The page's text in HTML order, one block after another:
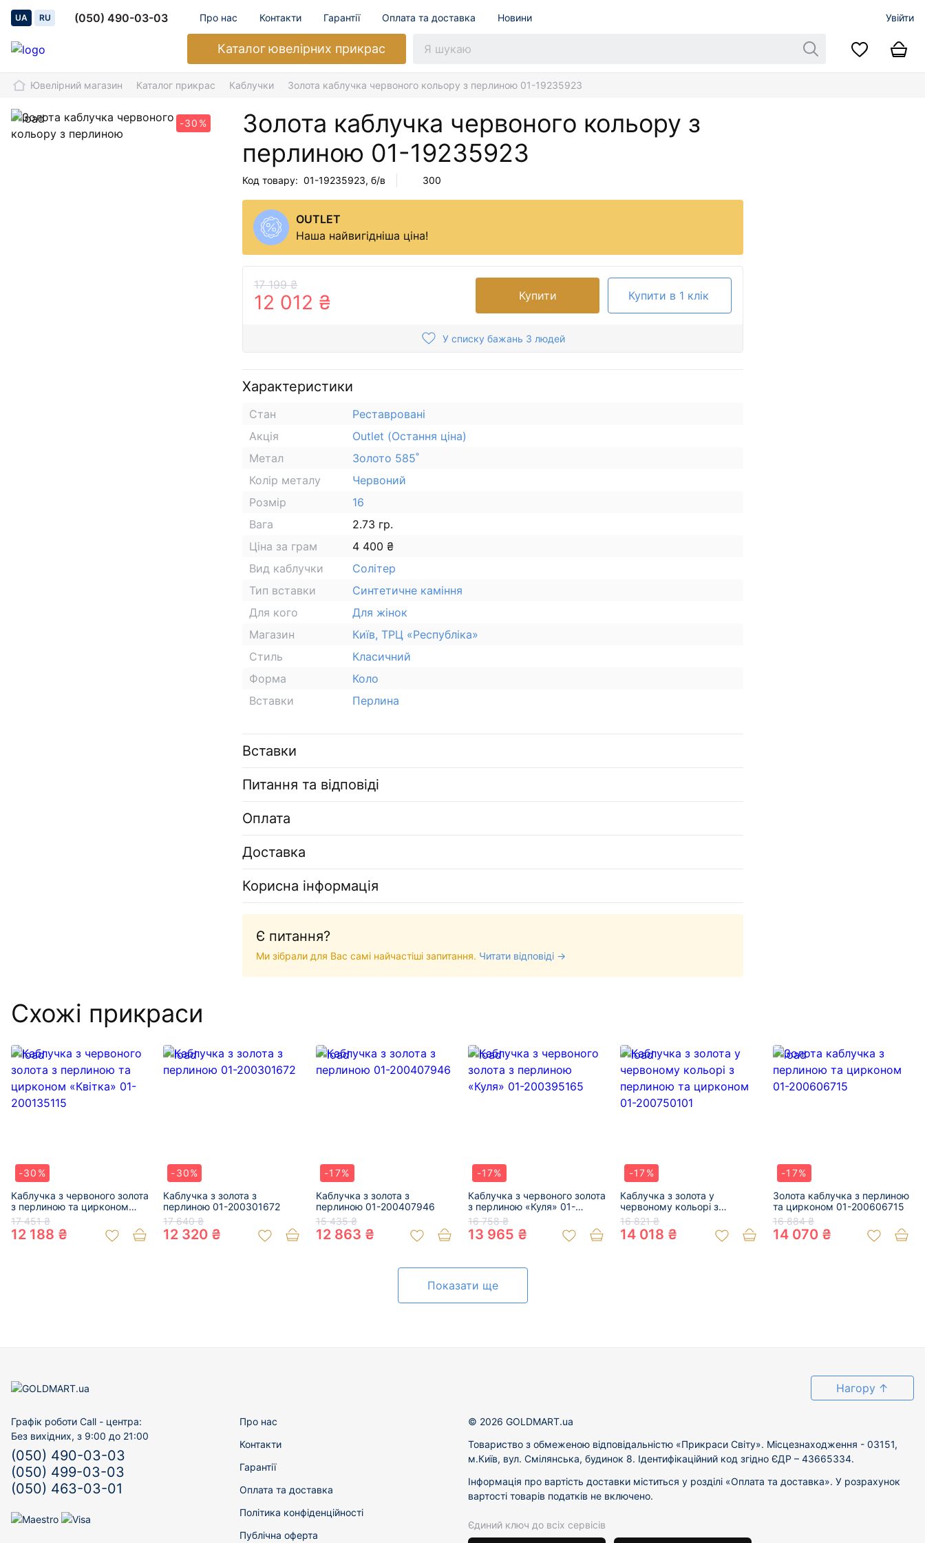
UA RU (050) 490-03-03 Про нас Контакти Гарантії Оплата та доставка Новини Увійти
Каталогювелірних прикрас
Ювелірний магазин Каталог прикрас Каблучки Золота каблучка червоного кольору з перлиною 01-19235923
-30%
Золота каблучка червоного кольору з
перлиною 01-19235923
Код товару: 01-19235923, б/в 300
OUTLET
Наша найвигідніша ціна!
17 199 ₴
12 012 ₴ Купити Купити в 1 клік
У списку бажань 3 людей
Характеристики
Стан
Реставровані
Акція
Outlet (Остання ціна)
Метал
Золото 585˚
Колір металу
Червоний
Розмір
16
Вага
2.73 гр.
Ціна за грам
4 400 ₴
Вид каблучки
Солітер
Тип вставки
Синтетичне каміння
Для кого
Для жінок
Магазин
Київ, ТРЦ «Республіка»
Стиль
Класичний
Форма
Коло
Вставки
Перлина
Вставки
Питання та відповіді
Оплата
Доставка
Корисна інформація
Є питання?
Ми зібрали для Вас самі найчастіші запитання. Читати відповіді →
Схожі прикраси
-30%
Каблучка з червоного золота
з перлиною та цирконом
«Квітка» 01-200135115
17 451 ₴
12 188 ₴
-30%
Каблучка з золота з
перлиною 01-200301672
17 640 ₴
12 320 ₴
-17%
Каблучка з золота з
перлиною 01-200407946
15 435 ₴
12 863 ₴
-17%
Каблучка з червоного золота
з перлиною «Куля» 01-
200395165
16 758 ₴
13 965 ₴
-17%
Каблучка з золота у
червоному кольорі з
перлиною та цирконом 01-
200750101
16 821 ₴
14 018 ₴
-17%
Золота каблучка з перлиною
та цирконом 01-200606715
16 884 ₴
14 070 ₴
Показати ще
Нагору ↑
Графік роботи Call - центра:
Без вихідних, з 9:00 до 21:00
(050) 490-03-03
(050) 499-03-03
(050) 463-03-01
Про нас
Контакти
Гарантії
Оплата та доставка
Політика конфіденційності
Публічна оферта
© 2026 GOLDMART.ua
Товариство з обмеженою відповідальністю «Прикраси Світу». Місцезнаходження - 03151,
м.Київ, вул. Смілянська, будинок 8. Ідентифікаційний код згідно ЄДР – 43665334.
Інформація про вартість доставки міститься у розділі «Оплата та доставка». У розрахунок
вартості товарів податків не включено.
Єдиний ключ до всіх сервісів